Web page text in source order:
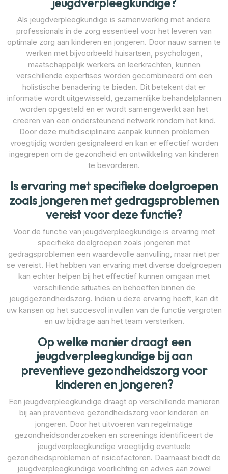
Als jeugdverpleegkundige is samenwerking met andere
professionals in de zorg essentieel voor het leveren van
optimale zorg aan kinderen en jongeren. Door nauw samen te
werken met bijvoorbeeld huisartsen, psychologen,
maatschappelijk werkers en leerkrachten, kunnen
verschillende expertises worden gecombineerd om een
holistische benadering te bieden. Dit betekent dat er
informatie wordt uitgewisseld, gezamenlijke behandelplannen
worden opgesteld en er wordt samengewerkt aan het
creëren van een ondersteunend netwerk rondom het kind.
Door deze multidisciplinaire aanpak kunnen problemen
vroegtijdig worden gesignaleerd en kan er effectief worden
ingegrepen om de gezondheid en ontwikkeling van kinderen
te bevorderen.
Is ervaring met specifieke doelgroepen
zoals jongeren met gedragsproblemen
vereist voor deze functie?
Voor de functie van jeugdverpleegkundige is ervaring met
specifieke doelgroepen zoals jongeren met
gedragsproblemen een waardevolle aanvulling, maar niet per
se vereist. Het hebben van ervaring met diverse doelgroepen
kan echter helpen bij het effectief kunnen omgaan met
verschillende situaties en behoeften binnen de
jeugdgezondheidszorg. Indien u deze ervaring heeft, kan dit
uw kansen op het succesvol invullen van de functie vergroten
en uw bijdrage aan het team versterken.
Op welke manier draagt een
jeugdverpleegkundige bij aan
preventieve gezondheidszorg voor
kinderen en jongeren?
Een jeugdverpleegkundige draagt op verschillende manieren
bij aan preventieve gezondheidszorg voor kinderen en
jongeren. Door het uitvoeren van regelmatige
gezondheidsonderzoeken en screenings identificeert de
jeugdverpleegkundige vroegtijdig eventuele
gezondheidsproblemen of risicofactoren. Daarnaast biedt de
jeugdverpleegkundige voorlichting en advies aan zowel